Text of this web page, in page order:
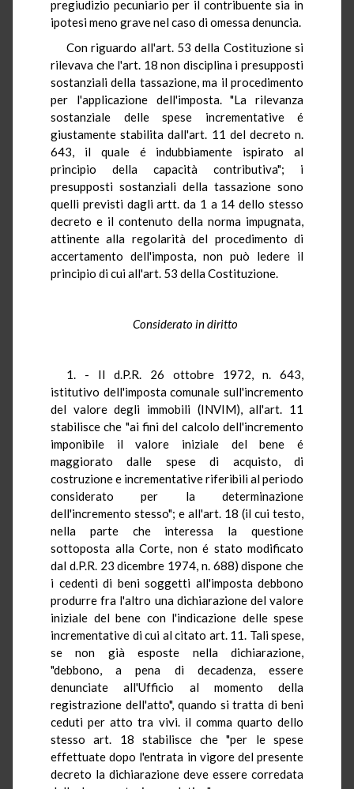
pregiudizio pecuniario per il contribuente sia in
ipotesi meno grave nel caso di omessa denuncia.
Con riguardo all'art. 53 della Costituzione si
rilevava che l'art. 18 non disciplina i presupposti
sostanziali della tassazione, ma il procedimento
per l'applicazione dell'imposta. "La rilevanza
sostanziale delle spese incrementative é
giustamente stabilita dall'art. 11 del decreto n.
643, il quale é indubbiamente ispirato al
principio della capacità contributiva"; i
presupposti sostanziali della tassazione sono
quelli previsti dagli artt. da 1 a 14 dello stesso
decreto e il contenuto della norma impugnata,
attinente alla regolarità del procedimento di
accertamento dell'imposta, non può ledere il
principio di cui all'art. 53 della Costituzione.
Considerato in diritto
1. - Il d.P.R. 26 ottobre 1972, n. 643,
istitutivo dell'imposta comunale sull'incremento
del valore degli immobili (INVIM), all'art. 11
stabilisce che "ai fini del calcolo dell'incremento
imponibile il valore iniziale del bene é
maggiorato dalle spese di acquisto, di
costruzione e incrementative riferibili al periodo
considerato per la determinazione
dell'incremento stesso"; e all'art. 18 (il cui testo,
nella parte che interessa la questione
sottoposta alla Corte, non é stato modificato
dal d.P.R. 23 dicembre 1974, n. 688) dispone che
i cedenti di beni soggetti all'imposta debbono
produrre fra l'altro una dichiarazione del valore
iniziale del bene con l'indicazione delle spese
incrementative di cui al citato art. 11. Tali spese,
se non già esposte nella dichiarazione,
"debbono, a pena di decadenza, essere
denunciate all'Ufficio al momento della
registrazione dell'atto", quando si tratta di beni
ceduti per atto tra vivi. il comma quarto dello
stesso art. 18 stabilisce che "per le spese
effettuate dopo l'entrata in vigore del presente
decreto la dichiarazione deve essere corredata